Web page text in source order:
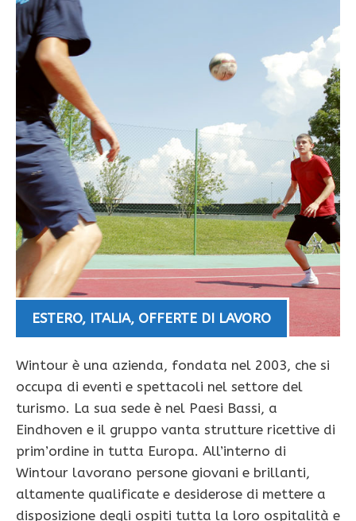
ESTERO, ITALIA, OFFERTE DI LAVORO
Wintour è una azienda, fondata nel 2003, che si
occupa di eventi e spettacoli nel settore del
turismo. La sua sede è nel Paesi Bassi, a
Eindhoven e il gruppo vanta strutture ricettive di
prim’ordine in tutta Europa. All’interno di
Wintour lavorano persone giovani e brillanti,
altamente qualificate e desiderose di mettere a
disposizione degli ospiti tutta la loro ospitalità e